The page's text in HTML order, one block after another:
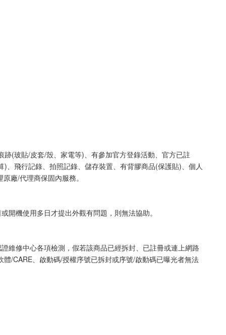
(玻貼/皮套/殼、家電等)、有參加官方登錄活動、官方已註
、飛行記錄、拍照記錄、儲存裝置、有背膠商品(保護貼)、個人
廠/代理商保固內服務。
機使用多日才提出外觀有問題，則無法協助。
維修中心各項檢測，假若該商品已經拆封、已註冊或連上網路
/CARE、啟動碼/授權序號已拆封或序號/啟動碼已曝光者無法